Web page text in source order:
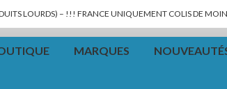
LOURDS) – !!! FRANCE UNIQUEMENT COLIS DE
MARQUES